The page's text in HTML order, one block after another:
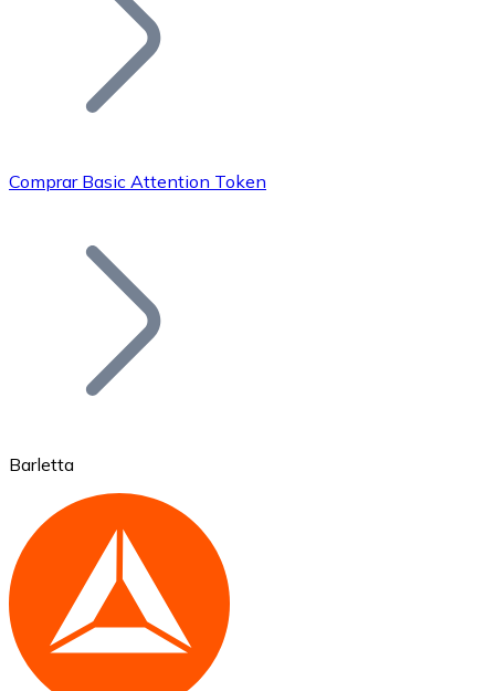
Bitcoin
Ethereum
ETH
Comprar Basic Attention Token
Barletta